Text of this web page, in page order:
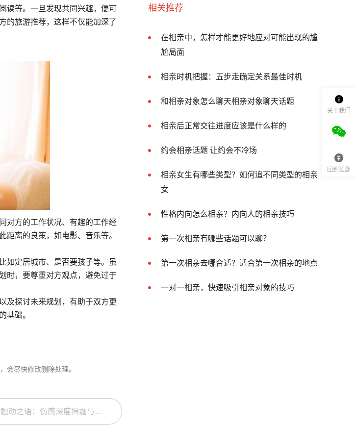
读等。一旦发现共同兴趣，便可
的旅游推荐，这样不仅能加深了
对方的工作状况、有趣的工作经
距离的良策，如电影、音乐等。
如定居城市、是否要孩子等。虽
时，要尊重对方观点，避免过于
及探讨未来规划，有助于双方更
基础。
会尽快修改删除处理。
下一篇：十句心弦触动之语：伤感深度揭露与人生多元启示探索
相关推荐
在相亲中，怎样才能更好地应对可能出现的尴
尬局面
相亲时机把握：五步走确定关系最佳时机
和相亲对象怎么聊天相亲对象聊天话题
相亲后正常交往进度应该是什么样的
约会相亲话题 让约会不冷场
相亲女生有哪些类型？如何追不同类型的相亲
女
性格内向怎么相亲？内向人的相亲技巧
第一次相亲有哪些话题可以聊？
第一次相亲去哪合适？适合第一次相亲的地点
一对一相亲，快速吸引相亲对象的技巧
关于我们
回到顶部